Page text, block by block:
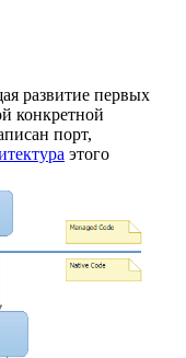
развитие первых
конкретной
порт,
этого